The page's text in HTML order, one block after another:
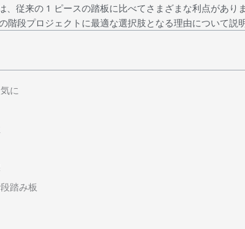
従来の 1 ピースの踏板に比べてさまざまな利点があり
段プロジェクトに最適な選択肢となる理由について説明
に
踏み板